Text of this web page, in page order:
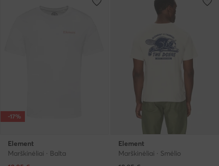
-17%
Element
Marškinėliai · Balta
Element
Marškinėliai · Smėlio